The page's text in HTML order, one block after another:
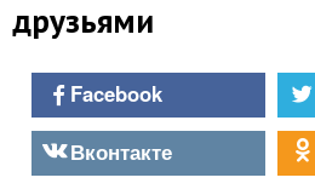
друзьями
Facebook
Вконтакте